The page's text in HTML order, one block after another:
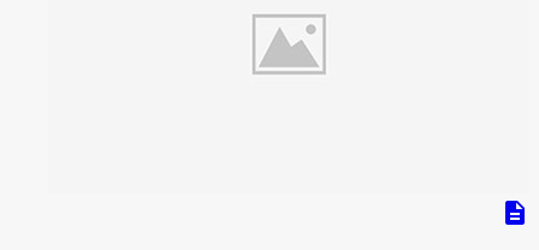
description